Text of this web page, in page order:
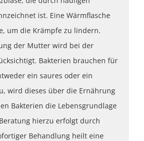
ist. Eine Wärmflasche
um die Krämpfe zu lindern.
der Mutter wird bei der
Bakterien brauchen für
ein saures oder ein
wird dieses über die Ernährung
Bakterien die Lebensgrundlage
hierzu erfolgt durch
Behandlung heilt eine